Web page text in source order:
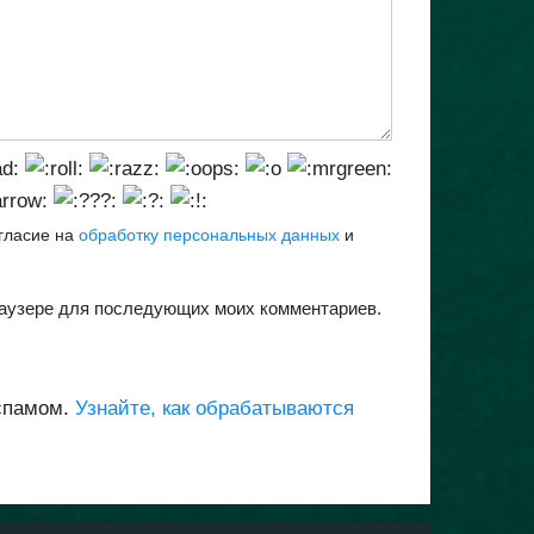
на обработку персональных данных и
для последующих моих комментариев.
Узнайте, как обрабатываются